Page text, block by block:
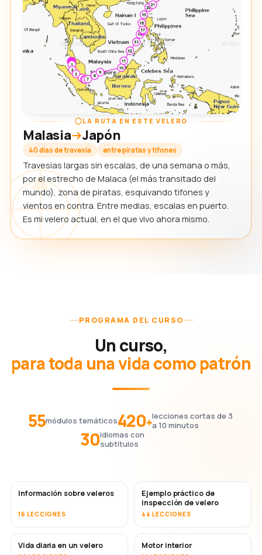
LA RUTA EN ESTE VELERO
Malasia Japón
40 días de travesía entre piratas y tifones
Travesías largas sin escalas, de una semana o más,
por el estrecho de Malaca (el más transitado del
mundo), zona de piratas, esquivando tifones y
vientos en contra. Entre medias, escalas en puerto.
Es mi velero actual, en el que vivo ahora mismo.
PROGRAMA DEL CURSO
Un curso,
para toda una vida como patrón
55módulos temáticos420+lecciones cortas de 3
a 10 minutos
30idiomas con
subtítulos
Información sobre veleros
16 LECCIONES
Ejemplo práctico de
inspección de velero
44 LECCIONES
Vida diaria en un velero Motor interior